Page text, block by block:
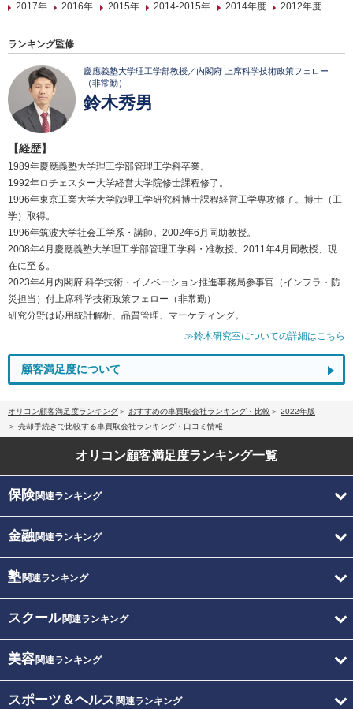
2017年
2016年 2015年 2014-2015年 2014年度 2012年度
ランキング監修
慶應義塾大学理工学部教授／内閣府 上席科学技術政策フェロー
（非常勤）
鈴木秀男
【経歴】
1989年慶應義塾大学理工学部管理工学科卒業。
1992年ロチェスター大学経営大学院修士課程修了。
1996年東京工業大学大学院理工学研究科博士課程経営工学専攻修了。博士（工
学）取得。
1996年筑波大学社会工学系・講師。2002年6月同助教授。
2008年4月慶應義塾大学理工学部管理工学科・准教授。2011年4月同教授、現
在に至る。
2023年4月内閣府 科学技術・イノベーション推進事務局参事官（インフラ・防
災担当）付上席科学技術政策フェロー（非常勤）
研究分野は応用統計解析、品質管理、マーケティング。
≫鈴木研究室についての詳細はこちら
顧客満足度について
オリコン顧客満足度ランキング おすすめの車買取会社ランキング・比較
2022年版
売却手続きで比較する車買取会社ランキング・口コミ情報
オリコン顧客満足度ランキング一覧
保険関連ランキング
金融関連ランキング
塾関連ランキング
スクール関連ランキング
美容関連ランキング
スポーツ＆ヘルス 関連ランキング